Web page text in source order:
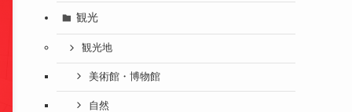
観光
観光地
美術館・博物館
自然